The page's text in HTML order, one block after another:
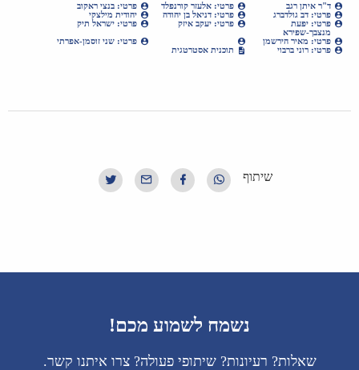
ד"ר איתן רגב פרטי: אלעזר קורנפלד
פרטי: בנצי ראקוב
פרטי: דב גולדברג
פרטי: דניאל בן יהודה
יהודית מילצקי
פרטי: יפעת
מנצבך-שפירא
פרטי: יעקב איזק
פרטי: ישראל תיק
פרטי: מאיר הירשמן
פרטי: שני זוסמן-אפרתי
פרטי: רוני ברבוי
תוכנית אסטרטגית
שיתוף
נשמח לשמוע מכם!
שאלות? רעיונות? שיתופי פעולה? צרו איתנו קשר.